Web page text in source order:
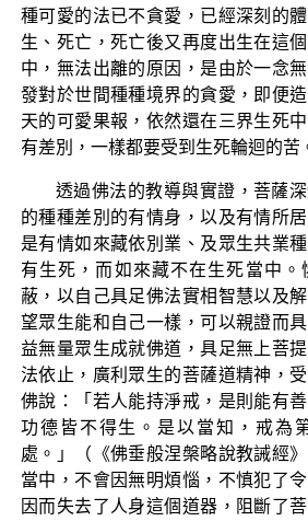
種可愛的法已不貪愛，已經深刻的
生、死亡，死亡後又再度出生在這
中，無法出離的原因，是由於一念
發對於世間種種境界的貪愛，即便
天的可愛果報，依然還在三界生死
有差別，一樣都要受到生死輪迴的苦
透過佛法的教導與實證，菩薩
的種種差別的有情身，以及有情所
是有情如來藏依別業、及眾生共業
有生死，而如來藏不在生死當中。
蔽，以自己具足佛法實相智慧以及
望眾生能和自己一樣，可以親證而
益無量眾生成就佛道，具足無上菩
法依止，廣利眾生的菩薩道精神，
佛說：「若人能持淨戒，是則能有
功德皆不得生。是以當知，戒為
處。」（《佛垂般涅槃略說教誡經
當中，不會因無明煩惱，不慎犯了
因而失去了人身這個道器，阻斷了